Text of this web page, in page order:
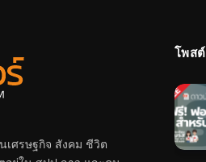
เศรษฐกิจ สังคม ชีวิต
โพส